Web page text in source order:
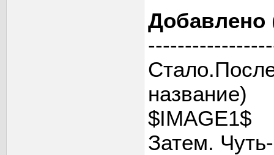
Добавлено
название)
$IMAGE1$
Затем.